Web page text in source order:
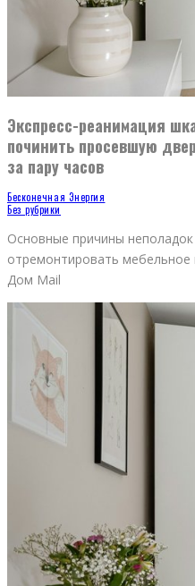
Экспресс-реанимация
починить просевшую
за пару часов
Бесконечная Энергия
Без рубрики
Основные причины
отремонтировать мебельное
Дом Mail